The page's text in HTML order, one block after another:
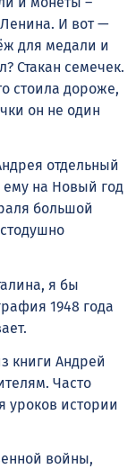
И вот —
для медали и
Стакан семечек.
стоила дороже,
он не один
отдельный
ему на Новый год
большой
я бы
1948 года
книги Андрей
Часто
уроков истории
войны,